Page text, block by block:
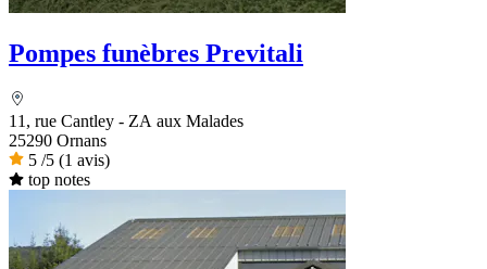
Pompes funèbres Previtali
11, rue Cantley - ZA aux Malades
25290 Ornans
5 /5 (1 avis)
top notes